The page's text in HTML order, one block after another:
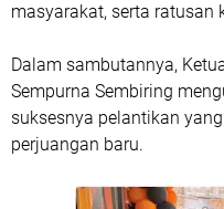
masyarakat, serta ratusan
Dalam sambutannya,
Sempurna Sembiring
suksesnya pelantikan
perjuangan baru.